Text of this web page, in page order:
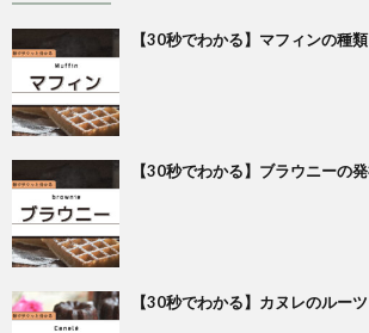
【30秒でわかる】マフィンの種
【30秒でわかる】ブラウニーの
【30秒でわかる】カヌレのルー